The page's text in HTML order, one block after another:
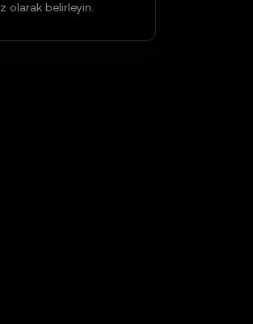
olarak belirleyin.